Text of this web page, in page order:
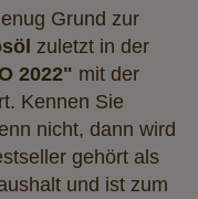
Grund zur
zuletzt in der
2022" mit der
Kennen Sie
nicht, dann wird
gehört als
und ist zum